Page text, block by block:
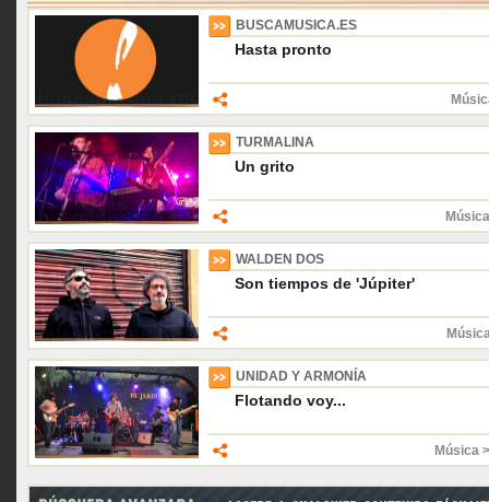
BUSCAMUSICA.ES
Hasta pronto
TURMALINA
Un grito
WALDEN DOS
Son tiempos de 'Júpiter'
UNIDAD Y ARMONÍA
Flotando voy...
Música